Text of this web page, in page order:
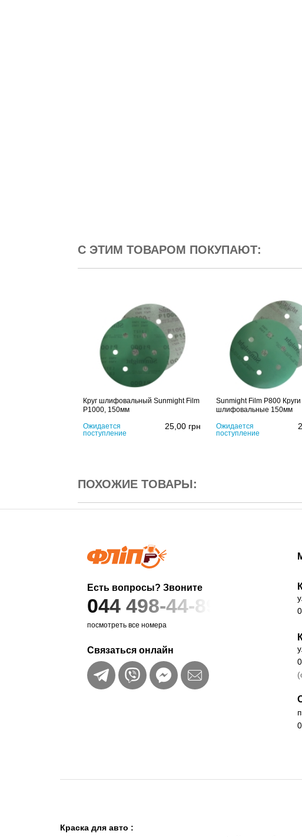
С ЭТИМ ТОВАРОМ ПОКУПАЮТ:
Круг шлифовальный Sunmight Film
P1000, 150мм
Ожидается
поступление
25,00 грн
Sunmight Film P800 Круги
шлифовальные 150мм
Ожидается
поступление
ПОХОЖИЕ ТОВАРЫ:
Есть вопросы? Звоните
044 498-44-89
посмотреть все номера
Связаться онлайн
Краска для авто :